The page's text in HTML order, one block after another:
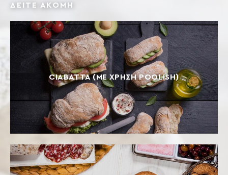
ΔΕΙΤΕ ΑΚΟΜΗ
CIABATTA (ΜΕ ΧΡΉΣΗ POOLISH)